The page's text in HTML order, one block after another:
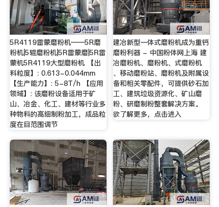
5R4119雷蒙磨粉机——5R磨
粉机|5辊磨粉机|5R雷蒙磨|5R雷
蒙机5R4119大型磨粉机 【出
料粒度】: 0.613-0.044mm
【生产能力】: 5-8T/h 【应用
领域】: 该磨粉设备适用于矿
山、冶金、化工、建材等行业多
种物料的高细制粉加工，成品粒
度在目范围调节
建冶新型一体式磨粉机成为重钙
磨粉利器 - 中国粉体网上海 建
冶磨粉机、磨粉机、式磨粉机
、移动磨粉站、磨粉机及附属设
备和相关零配件，可提供砂石加
工、建筑垃圾资源化、矿山磨
粉、研磨制粉整套解决方案。
欲了解更多，点击进入